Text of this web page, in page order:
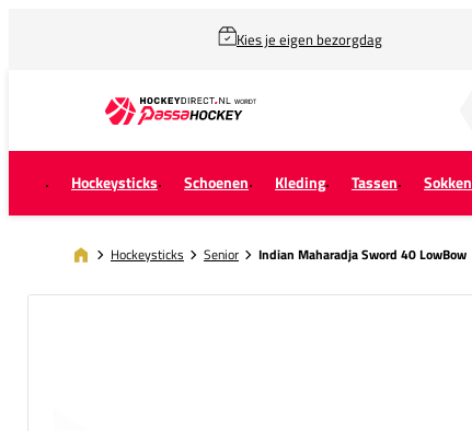
Kies je eigen bezorgdag
Hockeysticks Schoenen Kleding Tassen Sokken
Hockeysticks Senior Indian Maharadja Sword 40 LowBow